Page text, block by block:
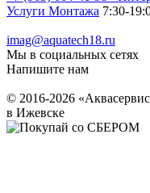
Услуги Монтажа 7:30-
imag@aquatech18.ru
Мы в социальных сетях
Напишите нам
© 2016-2026
в Ижевске